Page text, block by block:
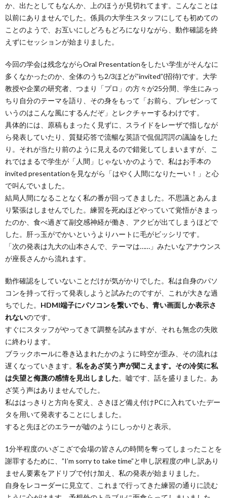
か、出たとしてもなんか、上のほうが見切れてます。こんなことは
以前にありませんでした。係員の大学生スタッフにしても初めての
ことのようで、お互いにしどろもどろになりながら、動作確認を終
えずにセッションが始まりました。
今回の学会は残念ながらOral Presentationをしたい学生がそんなに
多くなかったのか、全体のうち2/3ほどが”invited”(招待)です。大学
教授や企業の研究者、つまり「プロ」の方々が25分間、学生にみっ
ちり自分のテーマを語り、その身をもって「お前ら、プレゼンって
いうのはこんな風にするんだぞ」とレクチャーするわけです。
具体的には、原稿もまったく見ずに、スライドをレーザで指しなが
ら発表していたり、質疑応答で流暢な英語で侃侃諤諤の議論をした
り。それが当たり前のように見えるので錯覚してしまいますが、こ
れではまるで学生が「人間」じゃないかのようで、私はお手本の
invited presentationを見ながら「はやく人間になりたーい！」と心
で叫んでいました。
結局人間になることなく私の番が回ってきました。不思議とあんま
り緊張はしませんでした。練習を死ぬほどやっていて覚悟がきまっ
たのか、食べ過ぎて副交感神経が働き、アクビが出てしまうほどで
した。肝っ玉がでかいというよりハートに毛がビッシリです。
「次の発表は九大の山本さんで、テーマは……」みたいなアナウンス
が座長さんから流れます。
動作確認をしていないことだけが気がかりでした。私は自身のパソ
コンを持って行って発表しようと試みたのですが、これが大きな過
ちでした。 HDMI端子にパソコンを繋いでも、青い画面しか表示さ
れないのです。
すぐにスタッフがやってきて調整を試みますが、それも無念の失敗
に終わります。
ブラックホールに巻き込まれたかのように時空が歪み、その流れは
遅くなっていきます。 私をあざ笑う声が聞こえます。その冷笑に私
は失望と侮蔑の感情を見出しました。嘘です、話を盛りました。あ
ざ笑う声はありませんでした。
私ははっきりと方向を変え、さきほど備え付けPCに入れていたデー
タを用いて発表することにしました。
すると先ほどのエラーが嘘のようにしっかりと表示。
1分半程度のいざこざで会場の皆さんの時間を奪ってしまったことを
謝罪するために、”I’m sorry to take time”と申し訳程度の申し訳あり
ません要素をアドリブで付け加え、私の発表が始まりました。
自身をレコーダーに見立て、これまで行ってきた練習の通りに読む